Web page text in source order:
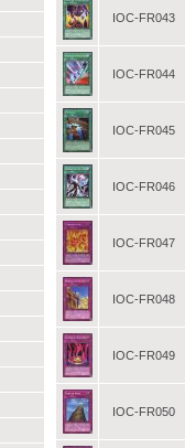
IOC-FR043
IOC-FR044
IOC-FR045
IOC-FR046
IOC-FR047
IOC-FR048
IOC-FR049
IOC-FR050